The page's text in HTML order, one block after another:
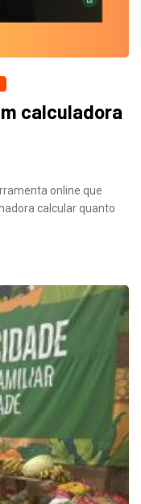
calculadora
online que
calcular quanto